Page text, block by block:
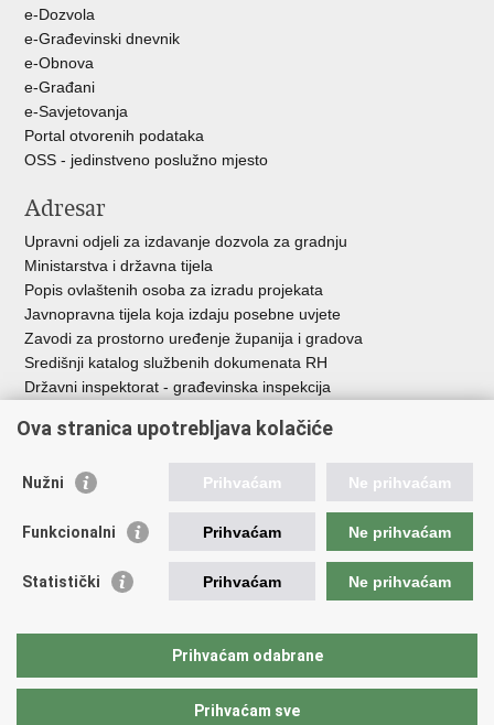
e-Dozvola
e-Građevinski dnevnik
e-Obnova
e-Građani
e-Savjetovanja
Portal otvorenih podataka
OSS - jedinstveno poslužno mjesto
Adresar
Upravni odjeli za izdavanje dozvola za gradnju
Ministarstva i državna tijela
Popis ovlaštenih osoba za izradu projekata
Javnopravna tijela koja izdaju posebne uvjete
Zavodi za prostorno uređenje županija i gradova
Središnji katalog službenih dokumenata RH
Državni inspektorat - građevinska inspekcija
Vlada Republike Hrvatske
Agencija za pravni promet i posredovanje nekretninama
Fond za zaštitu okoliša i energetsku učinkovitost
Državne nekretnine d.o.o.
Ova stranica upotrebljava kolačiće
Nužni Prihvaćam Ne prihvaćam
Funkcionalni Prihvaćam Ne prihvaćam
Statistički Prihvaćam Ne prihvaćam
Prihvaćam odabrane
Prihvaćam sve